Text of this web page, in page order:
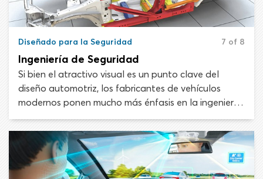
Diseñado para la Seguridad 7 of 8
Ingeniería de Seguridad
Si bien el atractivo visual es un punto clave del
diseño automotriz, los fabricantes de vehículos
modernos ponen mucho más énfasis en la ingeniería
de seguridad para reducir las lesiones y muertes de
tránsito. Al ver un automóvil moderno promedio, es
difícil comprender cuánto tiempo y dinero se ha
gastado en hacerlo lo más seguro posible para el
conductor y los pasajeros que lo ocuparán.